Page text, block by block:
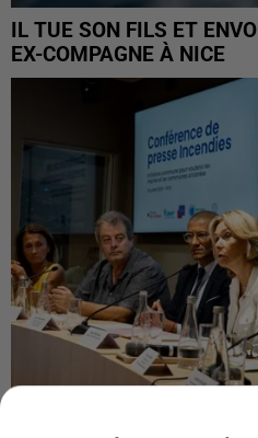
IL TUE SON FILS ET
EX-COMPAGNE À NICE